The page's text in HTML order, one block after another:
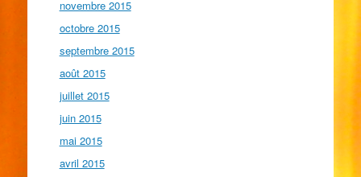
novembre 2015
octobre 2015
septembre 2015
août 2015
juillet 2015
juin 2015
mai 2015
avril 2015